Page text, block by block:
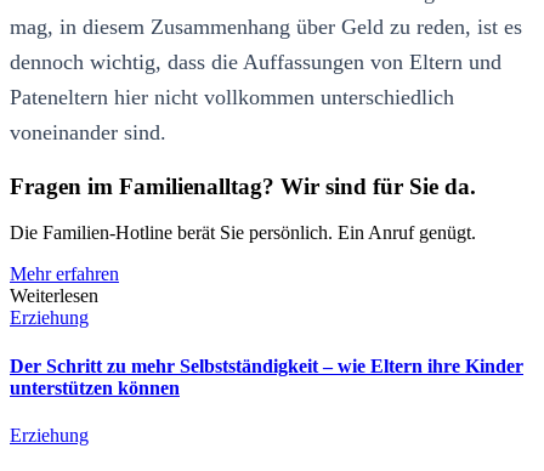
mag, in diesem Zusammenhang über Geld zu reden, ist es
dennoch wichtig, dass die Auffassungen von Eltern und
Pateneltern hier nicht vollkommen unterschiedlich
voneinander sind.
Fragen im Familienalltag? Wir sind für Sie da.
Die Familien-Hotline berät Sie persönlich. Ein Anruf genügt.
Mehr erfahren
Weiterlesen
Erziehung
Der Schritt zu mehr Selbstständigkeit – wie Eltern ihre Kinder
unterstützen können
Erziehung